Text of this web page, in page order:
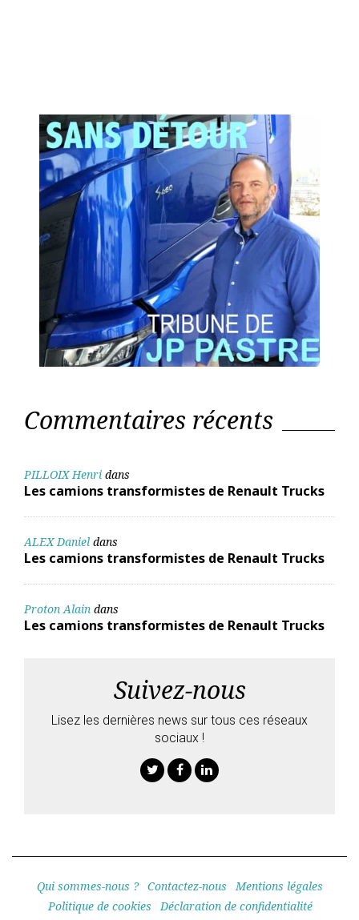
Commentaires récents
PILLOIX Henri dans
Les camions transformistes de Renault Trucks
ALEX Daniel dans
Les camions transformistes de Renault Trucks
Proton Alain dans
Les camions transformistes de Renault Trucks
Suivez-nous
Lisez les dernières news sur tous ces réseaux
sociaux !
Qui sommes-nous ? Contactez-nous
Mentions légales
Politique de cookies
Déclaration de confidentialité